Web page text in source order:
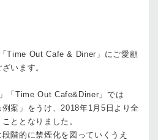
Time Out Cafe & Diner」にご愛顧
います。
「Time Out Cafe&Diner」では
案」をうけ、2018年1月5日より全
ととなりました。
階的に禁煙化を図っていくうえ